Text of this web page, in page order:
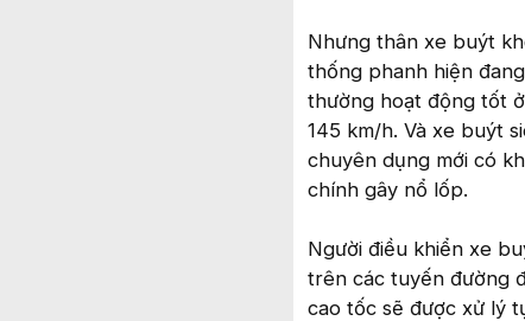
Nhưng thân xe buýt
thống phanh hiện
thường hoạt động tốt
145 km/h. Và xe buýt
chuyên dụng mới có
chính gây nổ lốp.
Người điều khiển xe
trên các tuyến đường
cao tốc sẽ được xử lý